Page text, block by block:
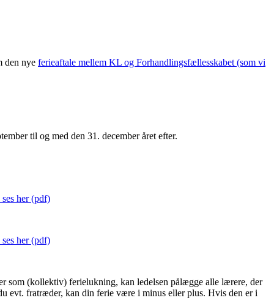
den nye ferieaftale mellem KL og Forhandlingsfællesskabet (som vi
til og med den 31. december året efter.
her (pdf)
her (pdf)
som (kollektiv) ferielukning, kan ledelsen pålægge alle lærere, der
evt. fratræder, kan din ferie være i minus eller plus. Hvis den er i